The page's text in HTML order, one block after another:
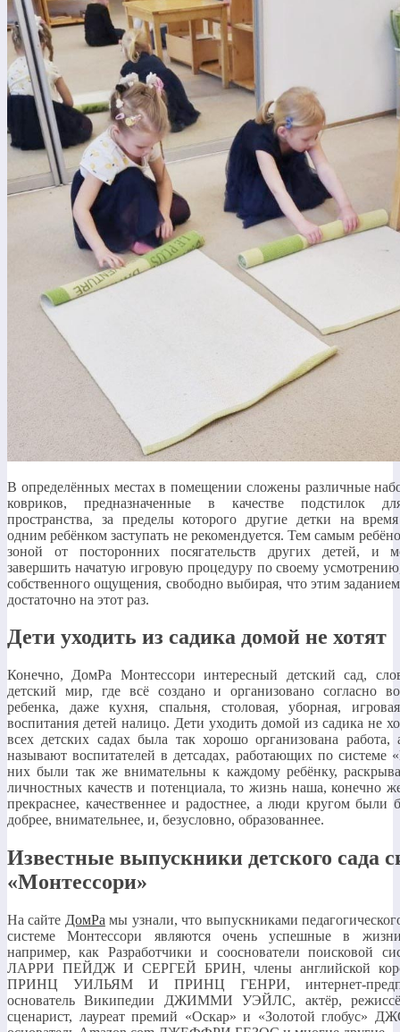
В определённых местах в помещении сложены различные
ковриков, предназначенные в качестве подстилок
пространства, за пределы которого другие детки на
одним ребёнком заступать не рекомендуется. Тем самым
зоной от посторонних посягательств других детей, и
завершить начатую игровую процедуру по своему
собственного ощущения, свободно выбирая, что этим
достаточно на этот раз.
Дети уходить из садика домой не хотят
Конечно, ДомРа Монтессори интересный детский сад,
детский мир, где всё создано и организовано согласно
ребенка, даже кухня, спальня, столовая, уборная,
воспитания детей налицо. Дети уходить домой из садика не
всех детских садах была так хорошо организована работа,
называют воспитателей в детсадах, работающих по системе
них были так же внимательны к каждому ребёнку,
личностных качеств и потенциала, то жизнь наша, конечно
прекраснее, качественнее и радостнее, а люди кругом были
добрее, внимательнее, и, безусловно, образованнее.
Известные выпускники детского сада
«Монтессори»
На сайте ДомРа мы узнали, что выпускниками
системе Монтессори являются очень успешные в
например, как Разработчики и сооснователи поисковой
ЛАРРИ ПЕЙДЖ И СЕРГЕЙ БРИН, члены английской
ПРИНЦ УИЛЬЯМ И ПРИНЦ ГЕНРИ, интернет-
основатель Википедии ДЖИММИ УЭЙЛС, актёр,
сценарист, лауреат премий «Оскар» и «Золотой